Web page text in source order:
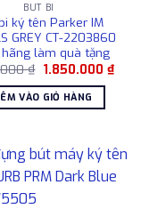
BÚT BI
ký tên Parker IM
GREY CT-2203860
làm quà tặng
₫ Giá
là:
2.090.000 ₫.
1.850.000 ₫Giá
hiện
VÀO GIỎ HÀNG